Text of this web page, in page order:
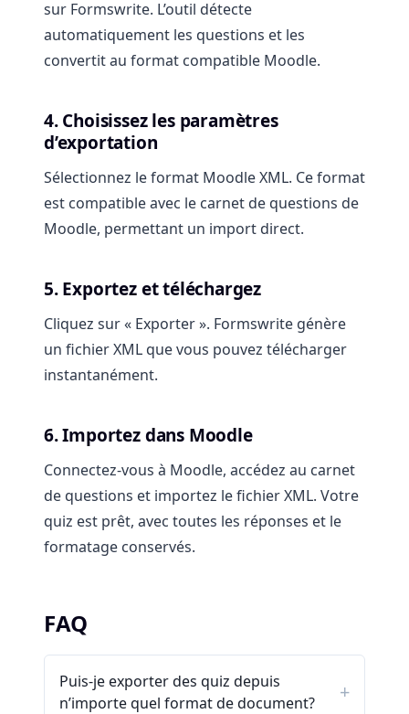
sur Formswrite. L’outil détecte
automatiquement les questions et les
convertit au format compatible Moodle.
4. Choisissez les paramètres
d’exportation
Sélectionnez le format Moodle XML. Ce format
est compatible avec le carnet de questions de
Moodle, permettant un import direct.
5. Exportez et téléchargez
Cliquez sur « Exporter ». Formswrite génère
un fichier XML que vous pouvez télécharger
instantanément.
6. Importez dans Moodle
Connectez-vous à Moodle, accédez au carnet
de questions et importez le fichier XML. Votre
quiz est prêt, avec toutes les réponses et le
formatage conservés.
FAQ
Puis-je exporter des quiz depuis
n’importe quel format de document?